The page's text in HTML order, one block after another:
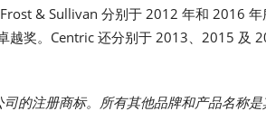
& Sullivan 分别于 2012 年和 2016
越奖。Centric 还分别于 2013、2015 及
的注册商标。所有其他品牌和产品名称是